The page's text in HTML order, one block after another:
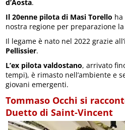
d’Aosta.
Il 20enne pilota di Masi Torello ha
nostra regione per preparazione
Il legame è nato nel 2022 grazie
Pellissier.
L’ex pilota valdostano, arrivato
tempi), è rimasto nell’ambiente e
giovani emergenti.
Tommaso Occhi si
Duetto di Saint-Vincent